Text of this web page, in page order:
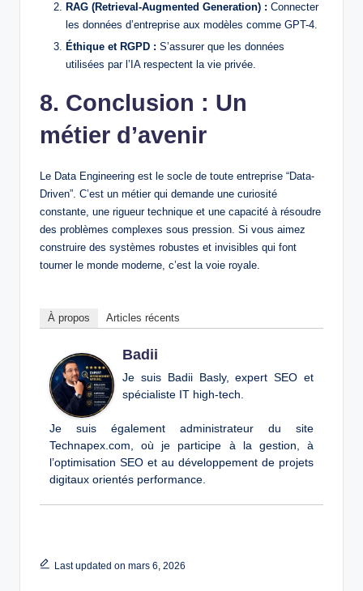
RAG (Retrieval-Augmented Generation) : Connecter
les données d’entreprise aux modèles comme GPT-4.
Éthique et RGPD : S’assurer que les données
utilisées par l’IA respectent la vie privée.
8. Conclusion : Un
métier d’avenir
Le Data Engineering est le socle de toute entreprise “Data-
Driven”. C’est un métier qui demande une curiosité
constante, une rigueur technique et une capacité à résoudre
des problèmes complexes sous pression. Si vous aimez
construire des systèmes robustes et invisibles qui font
tourner le monde moderne, c’est la voie royale.
À propos Articles récents
Badii
Je suis Badii Basly, expert SEO et
spécialiste IT high-tech.
Je suis également administrateur du site
Technapex.com, où je participe à la gestion, à
l’optimisation SEO et au développement de projets
digitaux orientés performance.
Last updated on mars 6, 2026